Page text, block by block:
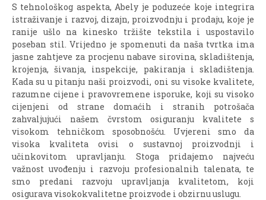
S tehnološkog aspekta, Abely je poduzeće koje integrira
istraživanje i razvoj, dizajn, proizvodnju i prodaju, koje je
ranije ušlo na kinesko tržište tekstila i uspostavilo
poseban stil. Vrijedno je spomenuti da naša tvrtka ima
jasne zahtjeve za procjenu nabave sirovina, skladištenja,
krojenja, šivanja, inspekcije, pakiranja i skladištenja.
Kada su u pitanju naši proizvodi, oni su visoke kvalitete,
razumne cijene i pravovremene isporuke, koji su visoko
cijenjeni od strane domaćih i stranih potrošača
zahvaljujući našem čvrstom osiguranju kvalitete s
visokom tehničkom sposobnošću. Uvjereni smo da
visoka kvaliteta ovisi o sustavnoj proizvodnji i
učinkovitom upravljanju. Stoga pridajemo najveću
važnost uvođenju i razvoju profesionalnih talenata, te
smo predani razvoju upravljanja kvalitetom, koji
osigurava visokokvalitetne proizvode i obzirnu uslugu.